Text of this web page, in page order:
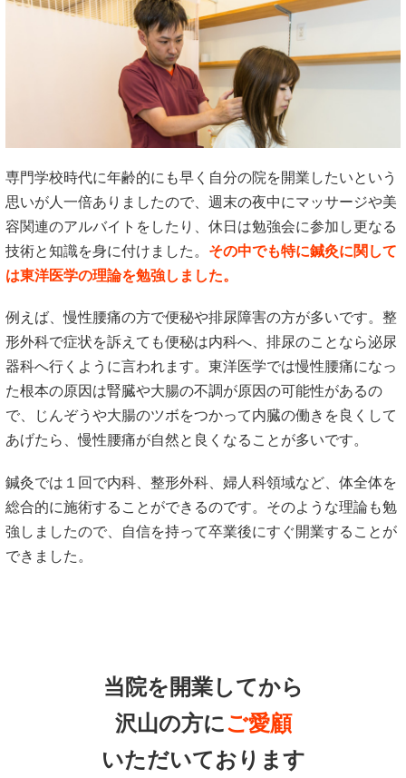
専門学校時代に年齢的にも早く自分の院を開業したいという
思いが人一倍ありましたので、週末の夜中にマッサージや美
容関連のアルバイトをしたり、休日は勉強会に参加し更なる
技術と知識を身に付けました。 その中でも特に鍼灸に関して
は東洋医学の理論を勉強しました。
例えば、慢性腰痛の方で便秘や排尿障害の方が多いです。整
形外科で症状を訴えても便秘は内科へ、排尿のことなら泌尿
器科へ行くように言われます。東洋医学では慢性腰痛になっ
た根本の原因は腎臓や大腸の不調が原因の可能性があるの
で、じんぞうや大腸のツボをつかって内臓の働きを良くして
あげたら、慢性腰痛が自然と良くなることが多いです。
鍼灸では１回で内科、整形外科、婦人科領域など、体全体を
総合的に施術することができるのです。そのような理論も勉
強しましたので、自信を持って卒業後にすぐ開業することが
できました。
当院を開業してから
沢山の方にご愛顧
いただいております